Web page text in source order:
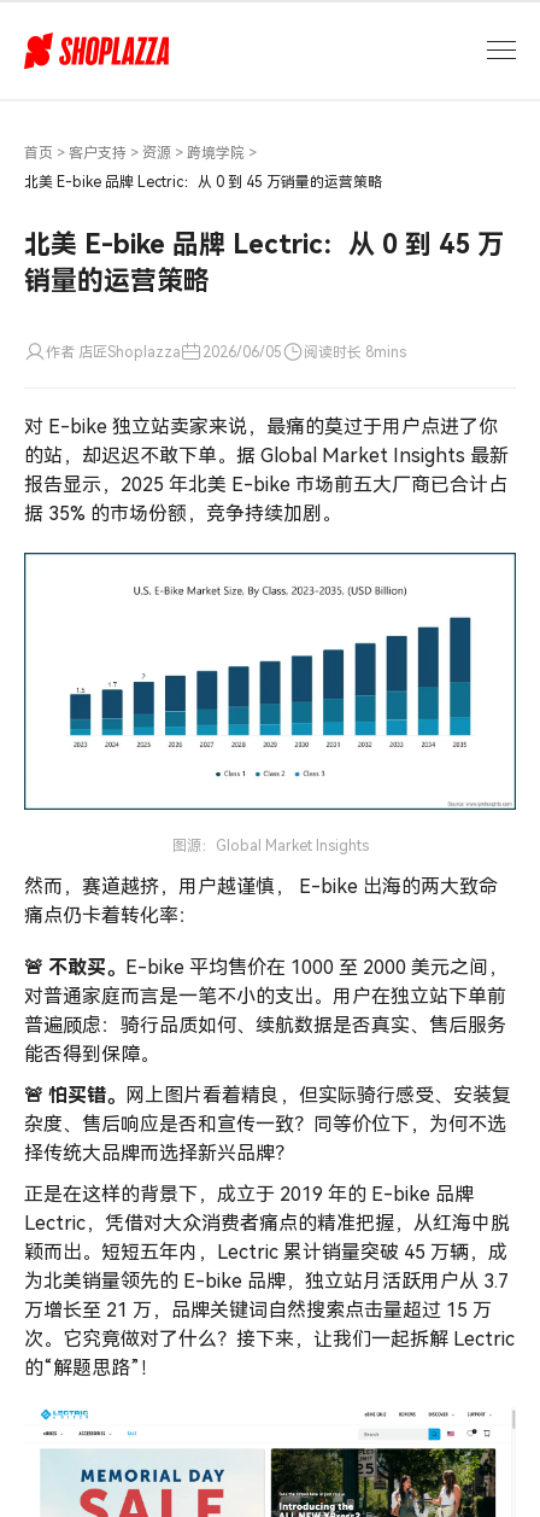
Lectric：
45
首页 > 客户支持 > 资源 > 跨境学院 >
北美 E-bike 品牌 Lectric：从 0 到 45 万销量的运营策略
北美 E-bike 品牌 Lectric：从 0 到 45 万
销量的运营策略
作者 店匠Shoplazza 2026/06/05 阅读时长 8mins
对 E-bike 独立站卖家来说，最痛的莫过于用户点进了你
的站，却迟迟不敢下单。据 Global Market Insights 最新
报告显示，2025 年北美 E-bike 市场前五大厂商已合计占
据 35% 的市场份额，竞争持续加剧。
图源：Global Market Insights
然而，赛道越挤，用户越谨慎， E-bike 出海的两大致命
痛点仍卡着转化率：
🚨 不敢买。
E-bike 平均售价在 1000 至 2000 美元之间，
对普通家庭而言是一笔不小的支出。用户在独立站下单前
普遍顾虑：骑行品质如何、续航数据是否真实、售后服务
能否得到保障。
🚨 怕买错。
网上图片看着精良，但实际骑行感受、安装复
杂度、售后响应是否和宣传一致？同等价位下，为何不选
择传统大品牌而选择新兴品牌？
正是在这样的背景下，成立于 2019 年的 E-bike 品牌
Lectric，凭借对大众消费者痛点的精准把握，从红海中脱
颖而出。短短五年内，Lectric 累计销量突破 45 万辆，成
为北美销量领先的 E-bike 品牌，独立站月活跃用户从 3.7
万增长至 21 万，品牌关键词自然搜索点击量超过 15 万
次。它究竟做对了什么？接下来，让我们一起拆解 Lectric
的“解题思路”！